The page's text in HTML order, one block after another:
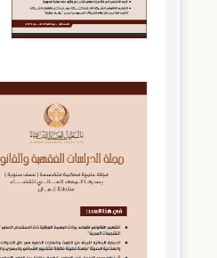
17) د. سامي صادق الملا: اعتراف المتهم، دار النهضة العربية، القاهرة، 1969م.
18) سعدي ابو جيب: القاموس الفقهي لغة واصطلاحاً، ط1، دار الفكر، سوريا، 1998م.